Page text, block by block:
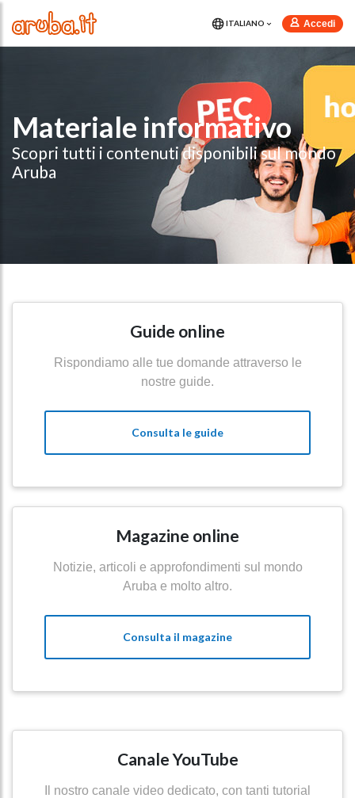
ITALIANO Accedi
Materiale informativo
Scopri tutti i contenuti disponibili sul mondo
Aruba
Guide online
Rispondiamo alle tue domande attraverso le
nostre guide.
Consulta le guide
Magazine online
Notizie, articoli e approfondimenti sul mondo
Aruba e molto altro.
Consulta il magazine
Canale YouTube
Il nostro canale video dedicato, con tanti tutorial